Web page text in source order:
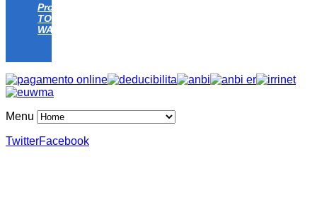
Progetto
TOMATO
WATER
Menu
TwitterFacebook